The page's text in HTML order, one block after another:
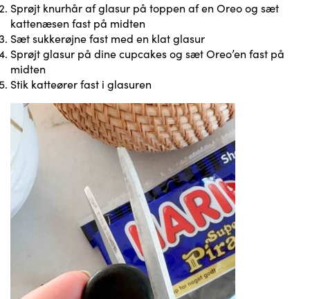
Sprøjt knurhår af glasur på toppen af en Oreo og sæt
kattenæsen fast på midten
Sæt sukkerøjne fast med en klat glasur
Sprøjt glasur på dine cupcakes og sæt Oreo’en fast på
midten
Stik katteører fast i glasuren